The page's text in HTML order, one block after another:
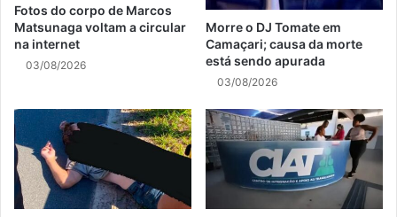
Fotos do corpo de Marcos
Matsunaga voltam a circular
na internet
03/08/2026
Morre o DJ Tomate em
Camaçari; causa da morte
está sendo apurada
03/08/2026